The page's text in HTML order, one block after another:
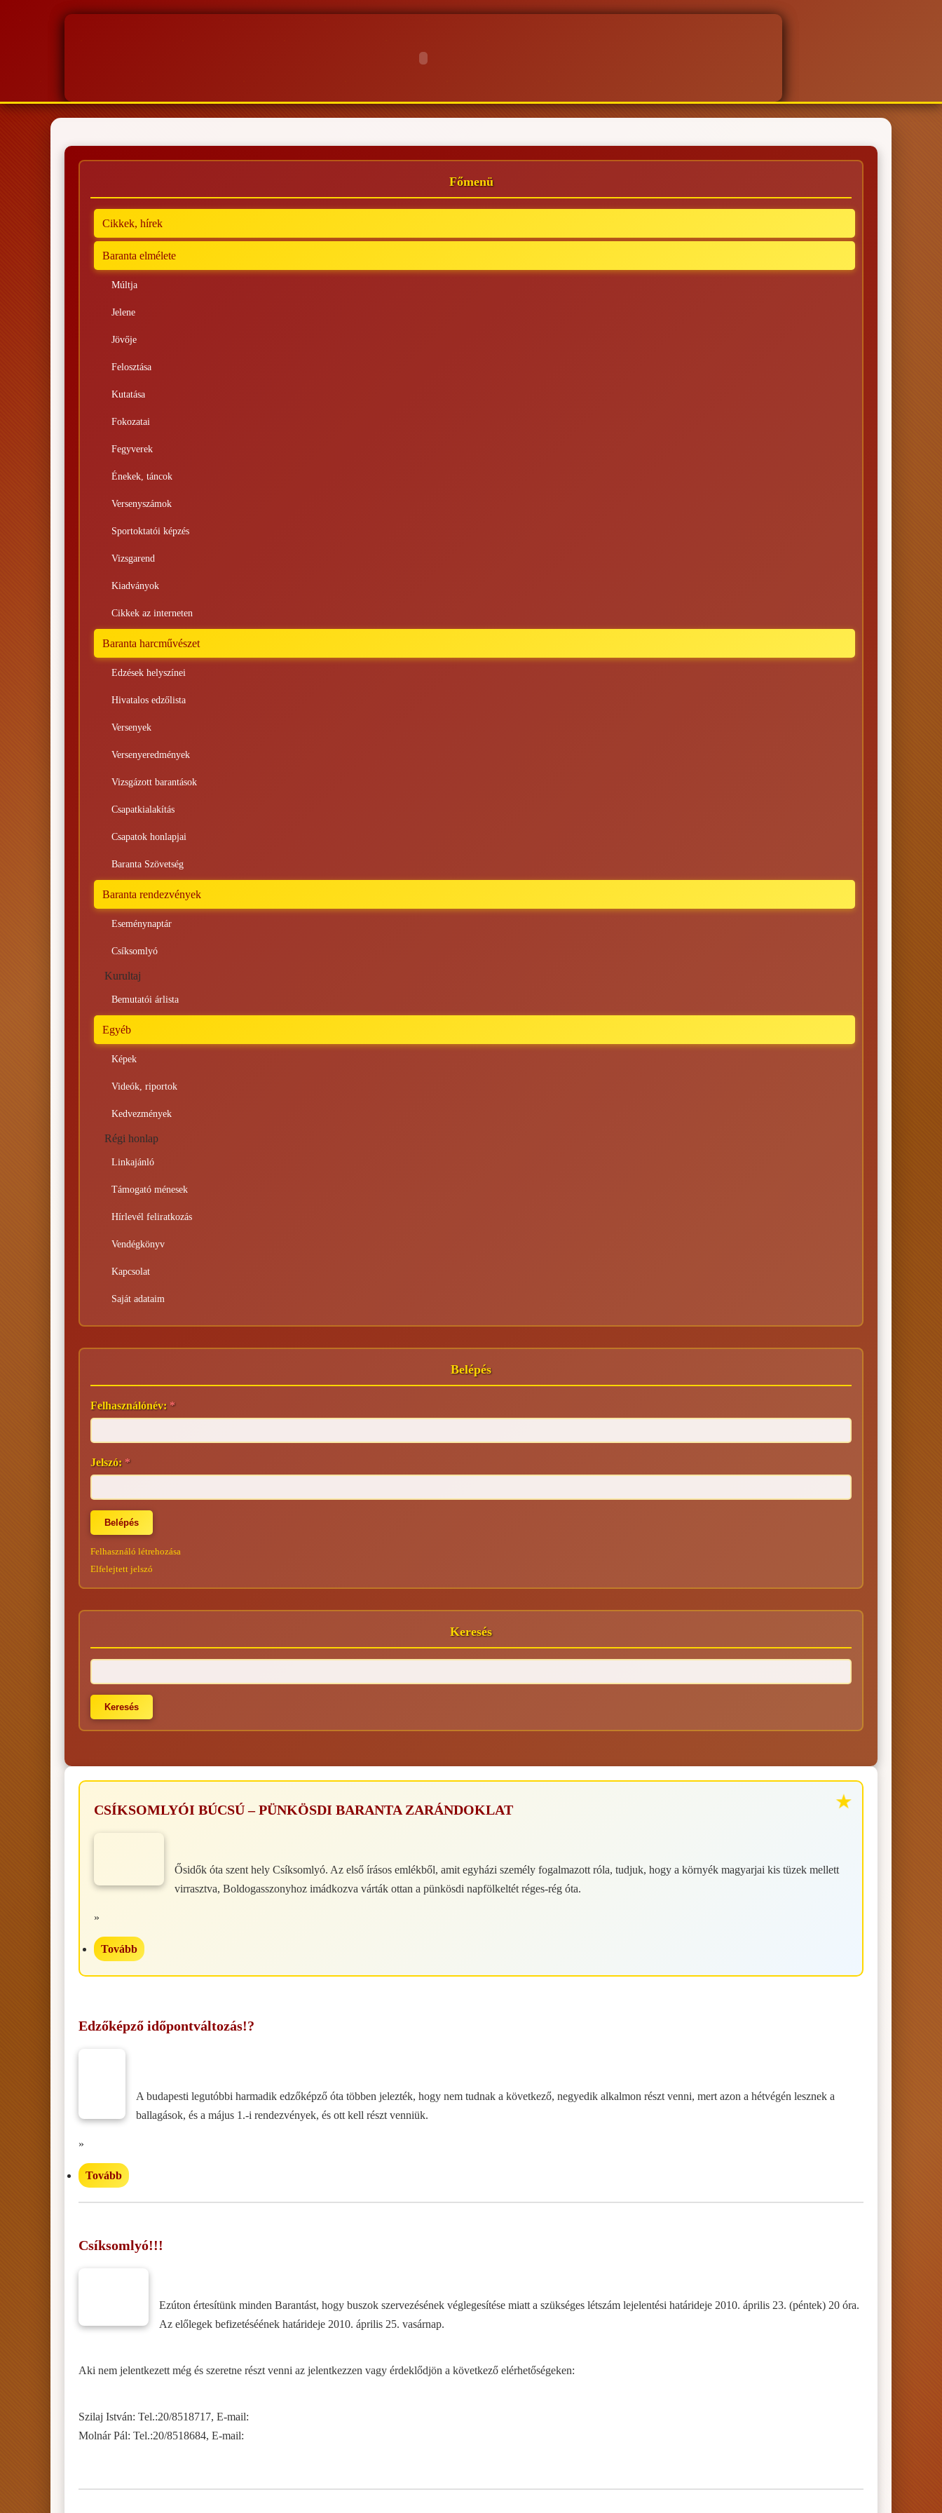
Főmenü
Cikkek, hírek
Baranta elmélete
Múltja
Jelene
Jövője
Felosztása
Kutatása
Fokozatai
Fegyverek
Énekek, táncok
Versenyszámok
Sportoktatói képzés
Vizsgarend
Kiadványok
Cikkek az interneten
Baranta harcművészet
Edzések helyszínei
Hivatalos edzőlista
Versenyek
Versenyeredmények
Vizsgázott barantások
Csapatkialakítás
Csapatok honlapjai
Baranta Szövetség
Baranta rendezvények
Eseménynaptár
Csíksomlyó
Kurultaj
Bemutatói árlista
Egyéb
Képek
Videók, riportok
Kedvezmények
Régi honlap
Linkajánló
Támogató ménesek
Hírlevél feliratkozás
Vendégkönyv
Kapcsolat
Saját adataim
Belépés
Felhasználónév: *
Jelszó: *
Felhasználó létrehozása
Elfelejtett jelszó
Keresés
CSÍKSOMLYÓI BÚCSÚ – PÜNKÖSDI BARANTA ZARÁNDOKLAT
Ősidők óta szent hely Csíksomlyó. Az első írásos emlékből, amit egyházi személy fogalmazott róla, tudjuk, hogy a környék magyarjai kis tüzek mellett
virrasztva, Boldogasszonyhoz imádkozva várták ottan a pünkösdi napfölkeltét réges-rég óta.
»
Tovább
Edzőképző időpontváltozás!?
A budapesti legutóbbi harmadik edzőképző óta többen jelezték, hogy nem tudnak a következő, negyedik alkalmon részt venni, mert azon a hétvégén lesznek a
ballagások, és a május 1.-i rendezvények, és ott kell részt venniük.
»
Tovább
Csíksomlyó!!!
Ezúton értesítünk minden Barantást, hogy buszok szervezésének véglegesítése miatt a szükséges létszám lejelentési határideje 2010. április 23. (péntek) 20 óra.
Az előlegek befizetéséének határideje 2010. április 25. vasárnap.
Aki nem jelentkezett még és szeretne részt venni az jelentkezzen vagy érdeklődjön a következő elérhetőségeken:
Szilaj István: Tel.:20/8518717, E-mail:
Molnár Pál: Tel.:20/8518684, E-mail: